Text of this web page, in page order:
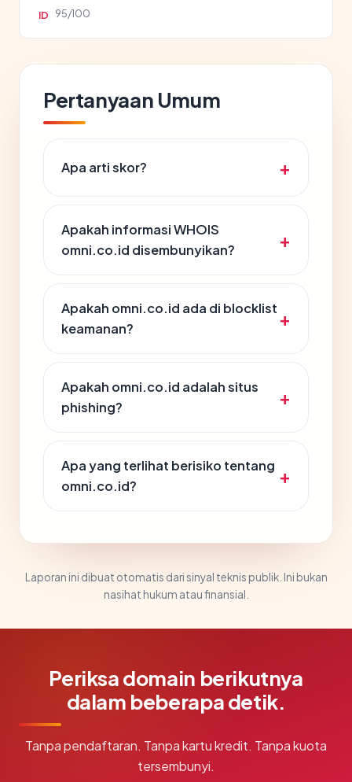
ID 95/100
Pertanyaan Umum
Apa arti skor?
Apakah informasi WHOIS
omni.co.id disembunyikan?
Apakah omni.co.id ada di blocklist
keamanan?
Apakah omni.co.id adalah situs
phishing?
Apa yang terlihat berisiko tentang
omni.co.id?
Laporan ini dibuat otomatis dari sinyal teknis publik. Ini bukan
nasihat hukum atau finansial.
Periksa domain berikutnya
dalam beberapa detik.
Tanpa pendaftaran. Tanpa kartu kredit. Tanpa kuota
tersembunyi.